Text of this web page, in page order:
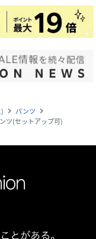
navigate_next パンツ navigate_next
ツ(セットアップ可)